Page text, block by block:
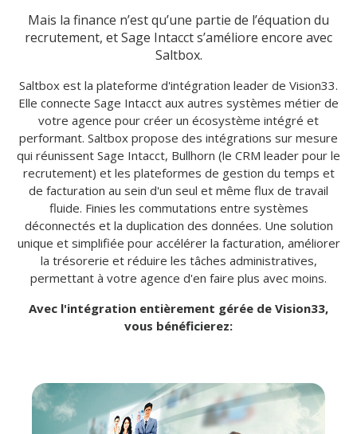
Mais la finance n’est qu’une partie de l’équation du
recrutement, et Sage Intacct s’améliore encore avec
Saltbox.
Saltbox est la plateforme d'intégration leader de Vision33.
Elle connecte Sage Intacct aux autres systèmes métier de
votre agence pour créer un écosystème intégré et
performant. Saltbox propose des intégrations sur mesure
qui réunissent Sage Intacct, Bullhorn (le CRM leader pour le
recrutement) et les plateformes de gestion du temps et
de facturation au sein d'un seul et même flux de travail
fluide. Finies les commutations entre systèmes
déconnectés et la duplication des données. Une solution
unique et simplifiée pour accélérer la facturation, améliorer
la trésorerie et réduire les tâches administratives,
permettant à votre agence d'en faire plus avec moins.
Avec l'intégration entièrement gérée de Vision33,
vous bénéficierez: